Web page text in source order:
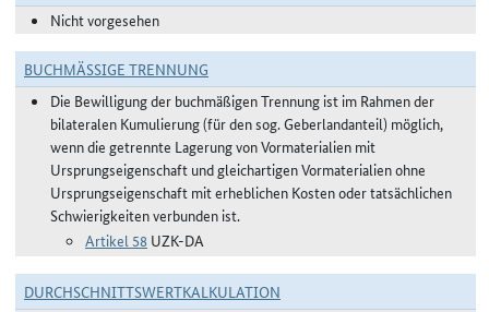
Nicht vorgesehen
BUCHMÄSSIGE TRENNUNG
Die Bewilligung der buchmäßigen Trennung ist im Rahmen der
bilateralen Kumulierung (für den sog. Geberlandanteil) möglich,
wenn die getrennte Lagerung von Vormaterialien mit
Ursprungseigenschaft und gleichartigen Vormaterialien ohne
Ursprungseigenschaft mit erheblichen Kosten oder tatsächlichen
Schwierigkeiten verbunden ist.
Artikel 58 UZK-DA
DURCHSCHNITTSWERTKALKULATION